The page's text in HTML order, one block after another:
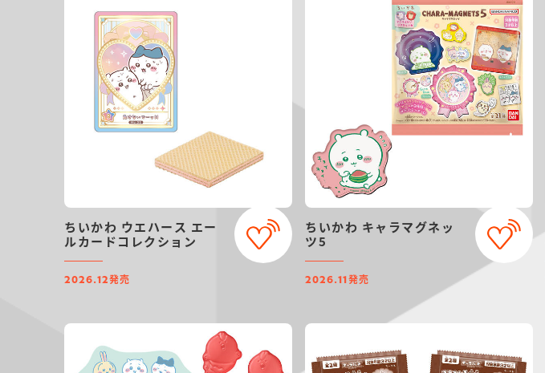
ちいかわ ウエハース エー
ルカードコレクション
2026.12発売
ちいかわ キャラマグネッ
ツ5
2026.11 発売